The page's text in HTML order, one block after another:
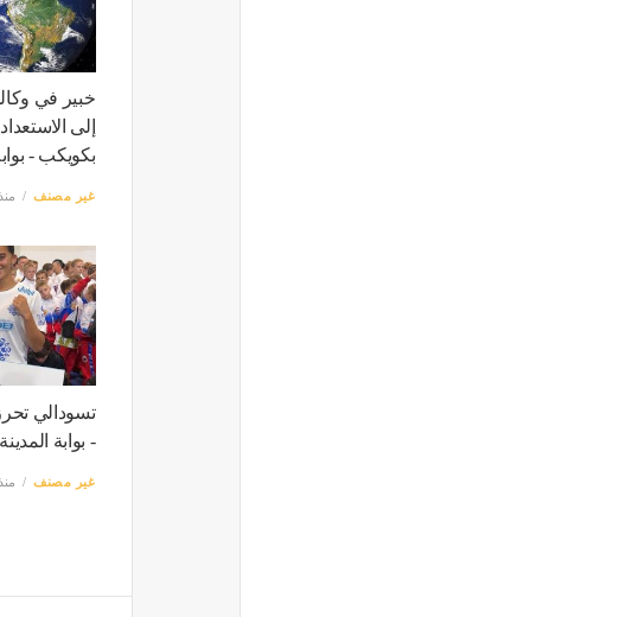
خبير في
إلى
بكويكب -
غير مصنف منذ 12 دقيقة
تسودالي
- بوابة
غير مصنف